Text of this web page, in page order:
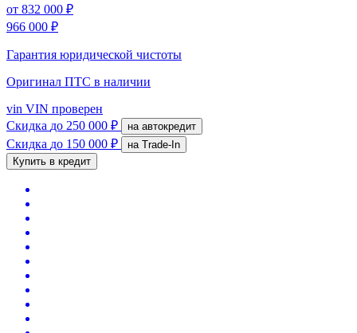
от 832 000 ₽
966 000 ₽
Гарантия юридической чистоты
Оригинал ПТС в наличии
vin VIN проверен
Скидка до 250 000 ₽ на автокредит
Скидка до 150 000 ₽
на Trade-In
Купить в кредит